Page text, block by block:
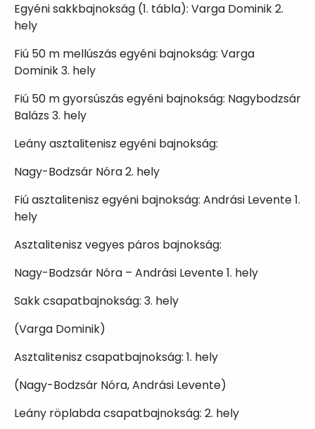
Egyéni sakkbajnokság (1. tábla): Varga Dominik 2.
hely
Fiú 50 m mellúszás egyéni bajnokság: Varga
Dominik 3. hely
Fiú 50 m gyorsúszás egyéni bajnokság: Nagybodzsár
Balázs 3. hely
Leány asztalitenisz egyéni bajnokság:
Nagy-Bodzsár Nóra 2. hely
Fiú asztalitenisz egyéni bajnokság: Andrási Levente 1.
hely
Asztalitenisz vegyes páros bajnokság:
Nagy-Bodzsár Nóra – Andrási Levente 1. hely
Sakk csapatbajnokság: 3. hely
(Varga Dominik)
Asztalitenisz csapatbajnokság: 1. hely
(Nagy-Bodzsár Nóra, Andrási Levente)
Leány röplabda csapatbajnokság: 2. hely